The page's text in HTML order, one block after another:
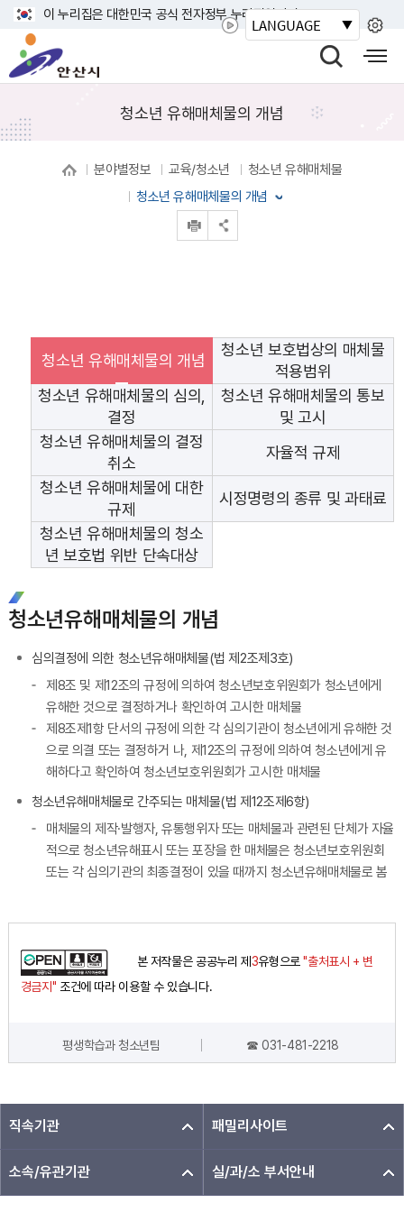
기
이 누리집은 대한민국 공식 전자정부 누리집입니다.
시
색
기
바
사
청소년 유해매체물의 개념
분야별정보 교육/청소년
청소년 유해매체물
청소년 유해매체물의 개념
청소년 유해매체물의 개념
청소년 보호법상의 매체물
적용범위
청소년 유해매체물의 심의,
결정
청소년 유해매체물의 통보
및 고시
청소년 유해매체물의 결정
취소
자율적 규제
청소년 유해매체물에 대한
규제
시정명령의 종류 및 과태료
청소년 유해매체물의 청소
년 보호법 위반 단속대상
청소년유해매체물의 개념
심의결정에 의한 청소년유해매체물(법 제2조제3호)
제8조 및 제12조의 규정에 의하여 청소년보호위원회가 청소년에게
유해한 것으로 결정하거나 확인하여 고시한 매체물
제8조제1항 단서의 규정에 의한 각 심의기관이 청소년에게 유해한 것
으로 의결 또는 결정하거 나, 제12조의 규정에 의하여 청소년에게 유
해하다고 확인하여 청소년보호위원회가 고시한 매체물
청소년유해매체물로 간주되는 매체물(법 제12조제6항)
매체물의 제작·발행자, 유통행위자 또는 매체물과 관련된 단체가 자율
적으로 청소년유해표시 또는 포장을 한 매체물은 청소년보호위원회
또는 각 심의기관의 최종결정이 있을 때까지 청소년유해매체물로 봄
본 저작물은 공공누리 제 3유형으로"출처표시 + 변
경금지" 조건에 따라 이용할 수 있습니다.
평생학습과 청소년팀 ☎ 031-481-2218
직속기관 패밀리사이트
소속/유관기관 실/과/소 부서안내
LANGUAGE